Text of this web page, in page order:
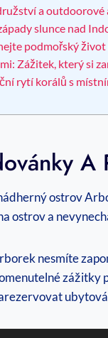
a
slunce nad
podmořský
Zážitek, který si
rytí korálů s
ostrov
ostrov a
nesmíte
zážitky